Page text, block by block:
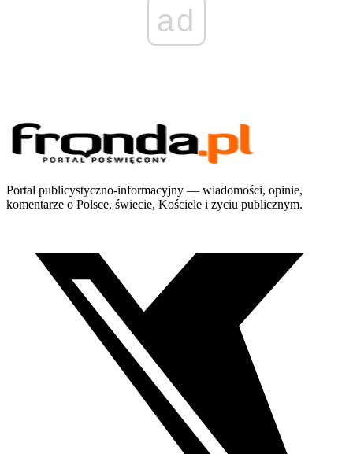
ad
Portal publicystyczno-informacyjny — wiadomości, opinie,
komentarze o Polsce, świecie, Kościele i życiu publicznym.